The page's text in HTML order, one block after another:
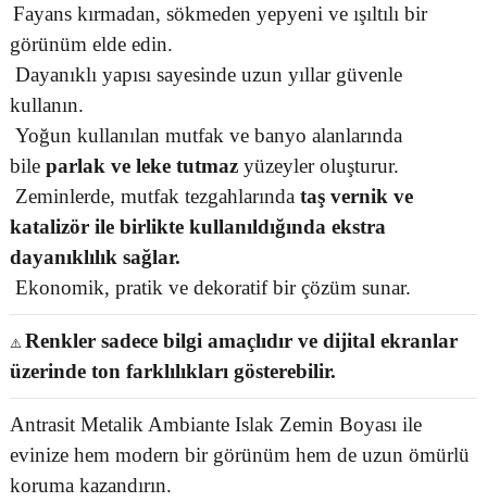
Fayans kırmadan, sökmeden yepyeni ve ışıltılı bir
görünüm elde edin.
Dayanıklı yapısı sayesinde uzun yıllar güvenle
kullanın.
Yoğun kullanılan mutfak ve banyo alanlarında
bile parlak ve leke tutmaz yüzeyler oluşturur.
Zeminlerde, mutfak tezgahlarında taş vernik ve
katalizör ile birlikte kullanıldığında ekstra
dayanıklılık sağlar.
Ekonomik, pratik ve dekoratif bir çözüm sunar.
⚠️ Renkler sadece bilgi amaçlıdır ve dijital ekranlar
üzerinde ton farklılıkları gösterebilir.
Antrasit Metalik Ambiante Islak Zemin Boyası ile
evinize hem modern bir görünüm hem de uzun ömürlü
koruma kazandırın.